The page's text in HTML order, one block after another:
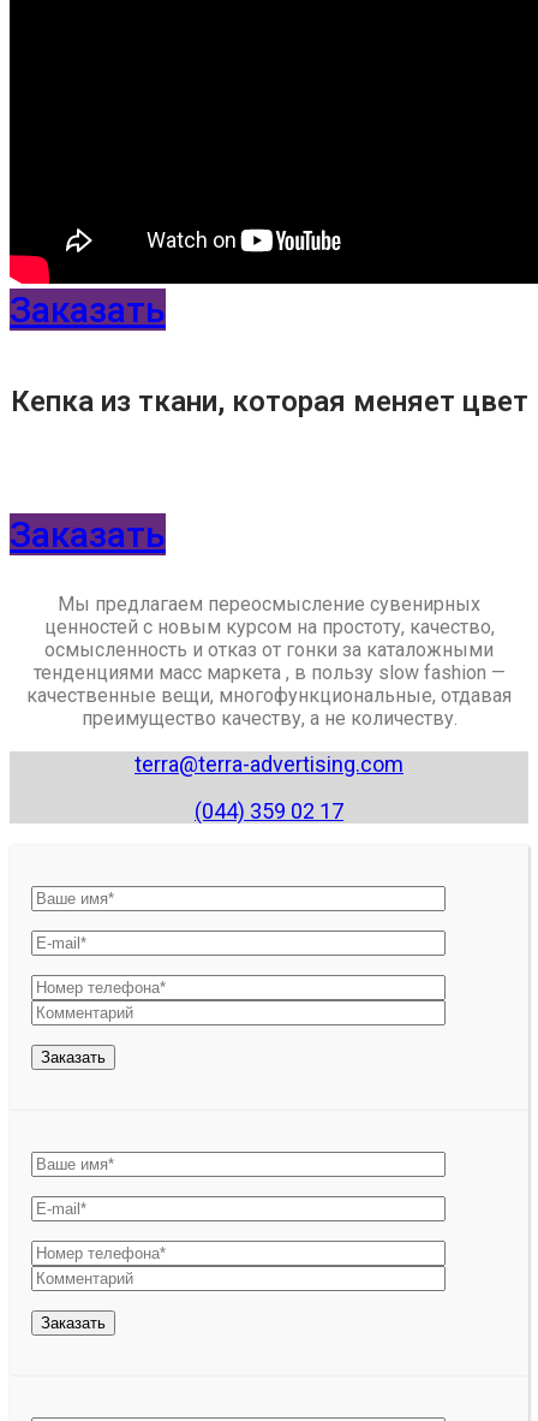
Заказать
Кепка из ткани, которая меняет цвет
Заказать
Мы предлагаем переосмысление сувенирных
ценностей с новым курсом на простоту, качество,
осмысленность и отказ от гонки за каталожными
тенденциями масс маркета , в пользу slow fashion —
качественные вещи, многофункциональные, отдавая
преимущество качеству, а не количеству.
terra@terra-advertising.com
(044) 359 02 17